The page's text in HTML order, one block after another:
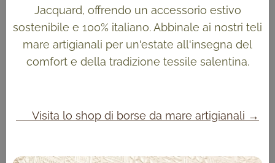
Jacquard, offrendo un accessorio estivo
sostenibile e 100% italiano. Abbinale ai nostri teli
mare artigianali per un'estate all'insegna del
comfort e della tradizione tessile salentina.
👉 Visita lo shop di borse da mare artigianali →